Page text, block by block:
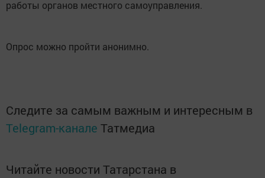
работы органов местного самоуправления.
Опрос можно пройти анонимно.
Следите за самым важным и интересным в
Telegram-канале Татмедиа
Читайте новости Татарстана в